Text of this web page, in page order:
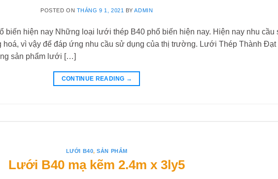
POSTED ON THÁNG 9 1, 2021 BYADMIN
biến hiện nay Những loại lưới thép B40 phổ biến hiện nay. Hiện nay nhu cầu
vì vậy để đáp ứng nhu cầu sử dụng của thị trường. Lưới Thép Thành Đạt
sản phẩm lưới […]
CONTINUE READING →
LƯỚI B40,SẢN PHẨM
Lưới B40 mạ kẽm 2.4m x 3ly5